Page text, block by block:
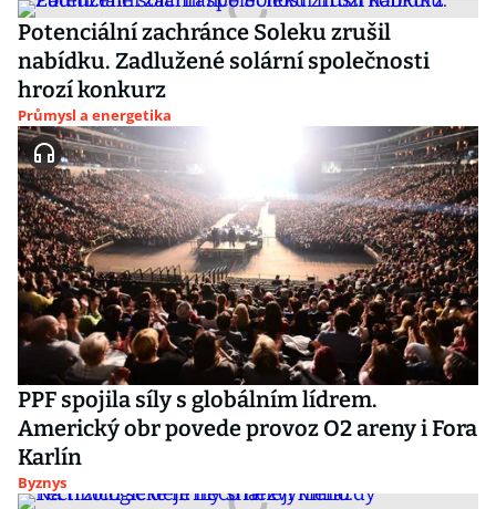
Potenciální zachránce Soleku zrušil
nabídku. Zadlužené solární společnosti
hrozí konkurz
Průmysl a energetika
PPF spojila síly s globálním lídrem.
Americký obr povede provoz O2 areny i Fora
Karlín
Byznys